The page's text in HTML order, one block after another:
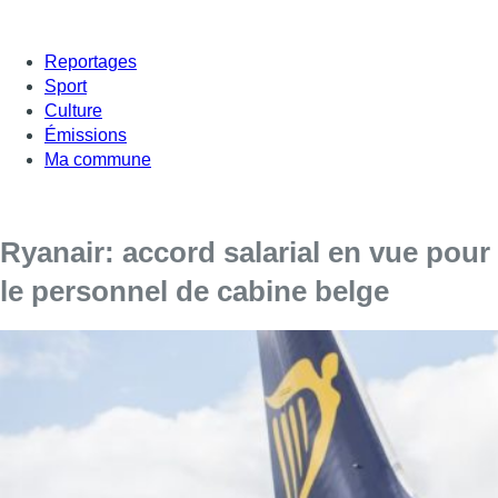
Reportages
Sport
Culture
Émissions
Ma commune
Ryanair: accord salarial en vue pour
le personnel de cabine belge